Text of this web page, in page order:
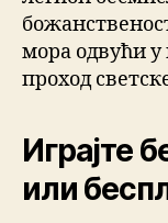
мора одвући
проход
Играјте
или